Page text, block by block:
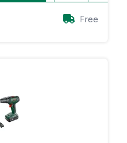
Free